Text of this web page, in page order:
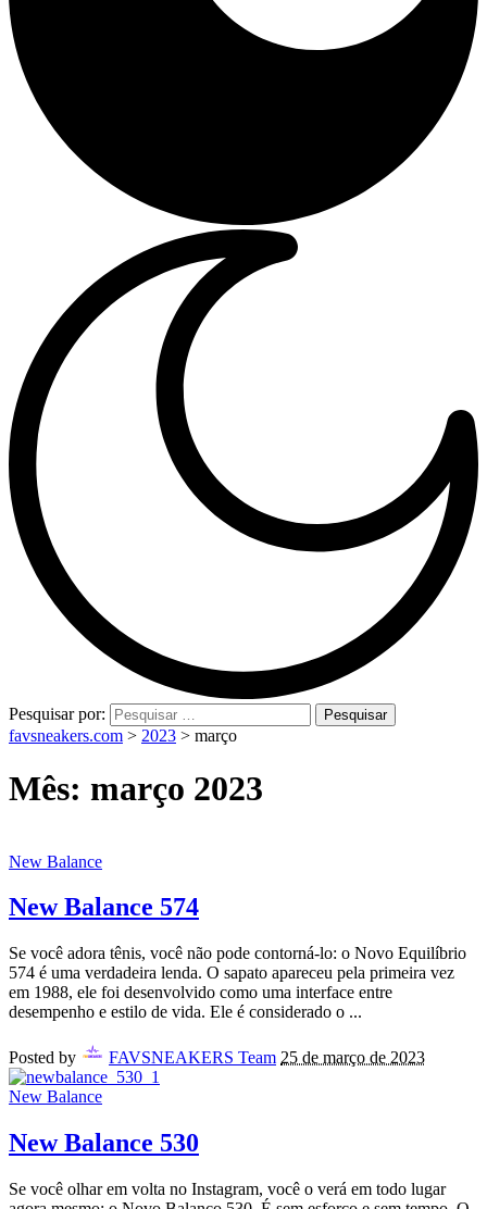
Pesquisar por:
favsneakers.com > 2023 > março
Mês: março 2023
New Balance
New Balance 574
Se você adora tênis, você não pode contorná-lo: o Novo Equilíbrio
574 é uma verdadeira lenda. O sapato apareceu pela primeira vez
em 1988, ele foi desenvolvido como uma interface entre
desempenho e estilo de vida. Ele é considerado o ...
Posted by FAVSNEAKERS Team 25 de março de 2023
New Balance
New Balance 530
Se você olhar em volta no Instagram, você o verá em todo lugar